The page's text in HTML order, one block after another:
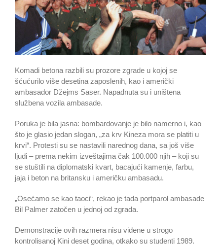
Komadi betona razbili su prozore zgrade u kojoj se
šćućurilo više desetina zaposlenih, kao i američki
ambasador Džejms Saser. Napadnuta su i uništena
službena vozila ambasade.
Poruka je bila jasna: bombardovanje je bilo namerno i, kao
što je glasio jedan slogan, „za krv Kineza mora se platiti u
krvi“. Protesti su se nastavili narednog dana, sa još više
ljudi – prema nekim izveštajima čak 100.000 njih – koji su
se stuštili na diplomatski kvart, bacajući kamenje, farbu,
jaja i beton na britansku i američku ambasadu.
„Osećamo se kao taoci“, rekao je tada portparol ambasade
Bil Palmer zatočen u jednoj od zgrada.
Demonstracije ovih razmera nisu viđene u strogo
kontrolisanoj Kini deset godina, otkako su studenti 1989.